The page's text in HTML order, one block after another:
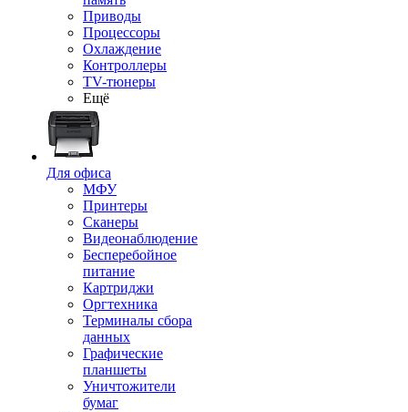
Приводы
Процессоры
Охлаждение
Контроллеры
TV-тюнеры
Ещё
Для офиса
МФУ
Принтеры
Сканеры
Видеонаблюдение
Бесперебойное
питание
Картриджи
Оргтехника
Терминалы сбора
данных
Графические
планшеты
Уничтожители
бумаг